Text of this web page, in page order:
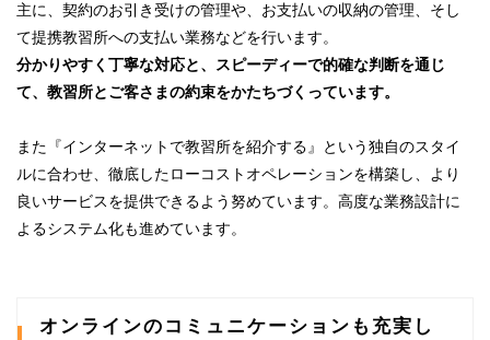
主に、契約のお引き受けの管理や、お支払いの収納の管理、そし
て提携教習所への支払い業務などを行います。
分かりやすく丁寧な対応と、スピーディーで的確な判断を通じ
て、教習所とご客さまの約束をかたちづくっています。
また『インターネットで教習所を紹介する』という独自のスタイ
ルに合わせ、徹底したローコストオペレーションを構築し、より
良いサービスを提供できるよう努めています。高度な業務設計に
よるシステム化も進めています。
オンラインのコミュニケーションも充実し